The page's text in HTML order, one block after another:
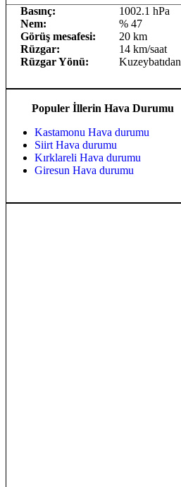
Basınç:
1002.1 hPa
Nem:
% 47
Görüş mesafesi:
20 km
Rüzgar:
14 km/saat
Rüzgar Yönü:
Kuzeybatıdan
Populer İllerin Hava Durumu
Kastamonu Hava durumu
Siirt Hava durumu
Kırklareli Hava durumu
Giresun Hava durumu